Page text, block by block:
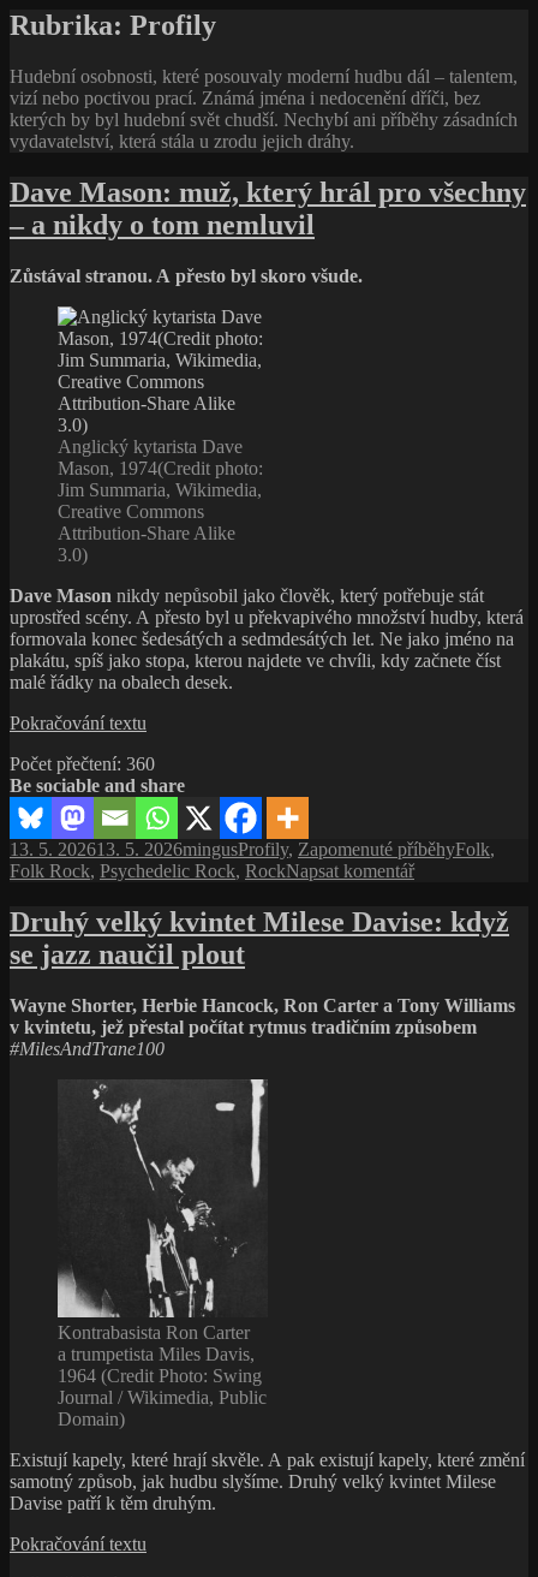
Rubrika: Profily
Hudební osobnosti, které posouvaly moderní hudbu dál – talentem,
vizí nebo poctivou prací. Známá jména i nedocenění dříči, bez
kterých by byl hudební svět chudší. Nechybí ani příběhy zásadních
vydavatelství, která stála u zrodu jejich dráhy.
Dave Mason: muž, který hrál pro všechny
– a nikdy o tom nemluvil
Zůstával stranou. A přesto byl skoro všude.
Anglický kytarista Dave
Mason, 1974(Credit photo:
Jim Summaria, Wikimedia,
Creative Commons
Attribution-Share Alike
3.0)
Dave Mason nikdy nepůsobil jako člověk, který potřebuje stát
uprostřed scény. A přesto byl u překvapivého množství hudby, která
formovala konec šedesátých a sedmdesátých let. Ne jako jméno na
plakátu, spíš jako stopa, kterou najdete ve chvíli, kdy začnete číst
malé řádky na obalech desek.
Pokračování textu
muž,
který
hrál
pro
všechny
–
o tom
nemluvil
Počet přečtení: 360
Be sociable and share
Publikováno:
13. 5. 202613. 5. 2026Autor:
mingusRubriky:
Profily, Zapomenuté příběhyŠtítky:
Folk,
Folk Rock, Psychedelic Rock, RockNapsat komentářpro
názvem
muž,
který
Druhý velký kvintet Milese Davise: když
se jazz naučil plout
Wayne Shorter, Herbie Hancock, Ron Carter a Tony Williams
v kvintetu, jež přestal počítat rytmus tradičním způsobem
#MilesAndTrane100
Kontrabasista Ron Carter
a trumpetista Miles Davis,
1964 (Credit Photo: Swing
Journal / Wikimedia, Public
Domain)
Existují kapely, které hrají skvěle. A pak existují kapely, které změní
samotný způsob, jak hudbu slyšíme. Druhý velký kvintet Milese
Davise patří k těm druhým.
Pokračování textu